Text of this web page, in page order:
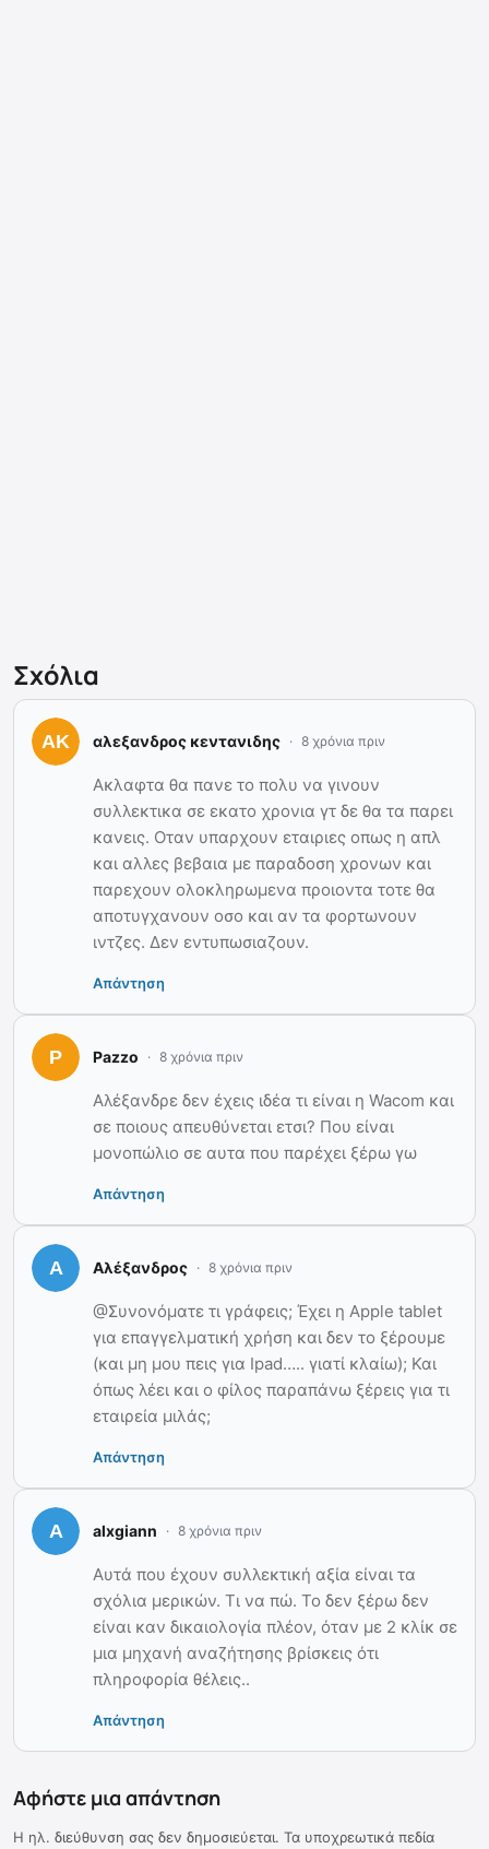
Σχόλια
αλεξανδρος κεντανιδης 8 χρόνια πριν
Ακλαφτα θα πανε το πολυ να γινουν
συλλεκτικα σε εκατο χρονια γτ δε θα τα παρει
κανεις. Οταν υπαρχουν εταιριες οπως η απλ
και αλλες βεβαια με παραδοση χρονων και
παρεχουν ολοκληρωμενα προιοντα τοτε θα
αποτυγχανουν οσο και αν τα φορτωνουν
ιντζες. Δεν εντυπωσιαζουν.
Απάντηση
Pazzo 8 χρόνια πριν
Αλέξανδρε δεν έχεις ιδέα τι είναι η Wacom και
σε ποιους απευθύνεται ετσι? Που είναι
μονοπώλιο σε αυτα που παρέχει ξέρω γω
Απάντηση
Αλέξανδρος 8 χρόνια πριν
@Συνονόματε τι γράφεις; Έχει η Apple tablet
για επαγγελματική χρήση και δεν το ξέρουμε
(και μη μου πεις για Ipad….. γιατί κλαίω); Και
όπως λέει και ο φίλος παραπάνω ξέρεις για τι
εταιρεία μιλάς;
Απάντηση
alxgiann 8 χρόνια πριν
Αυτά που έχουν συλλεκτική αξία είναι τα
σχόλια μερικών. Τι να πώ. Το δεν ξέρω δεν
είναι καν δικαιολογία πλέον, όταν με 2 κλίκ σε
μια μηχανή αναζήτησης βρίσκεις ότι
πληροφορία θέλεις..
Απάντηση
Αφήστε μια απάντηση
Η ηλ. διεύθυνση σας δεν δημοσιεύεται. Τα υποχρεωτικά πεδία